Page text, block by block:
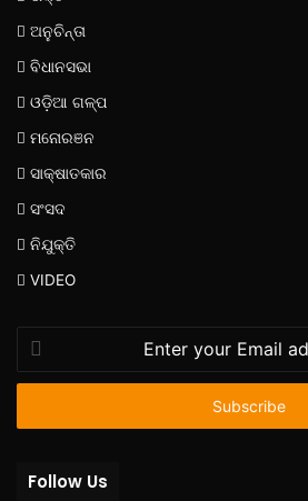
ଅନୁଚିନ୍ତା
ବିଧାନସଭା
ଓଡ଼ିଆ ଗଳ୍ପ
ମନୋରଞନ
ସାକ୍ଷାତକାର
ସଂସଦ
ନିଯୁକ୍ତି
VIDEO
your
Email
Follow Us